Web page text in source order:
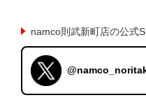
namco則武新町店の公式